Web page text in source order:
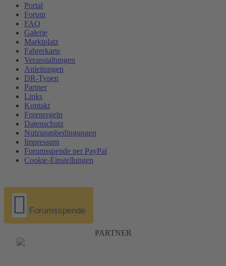
Portal
Forum
FAQ
Galerie
Marktplatz
Fahrerkarte
Veranstaltungen
Anleitungen
DR-Typen
Partner
Links
Kontakt
Forenregeln
Datenschutz
Nutzungsbedingungen
Impressum
Forumsspende per PayPal
Cookie-Einstellungen
Forumsspende
PARTNER